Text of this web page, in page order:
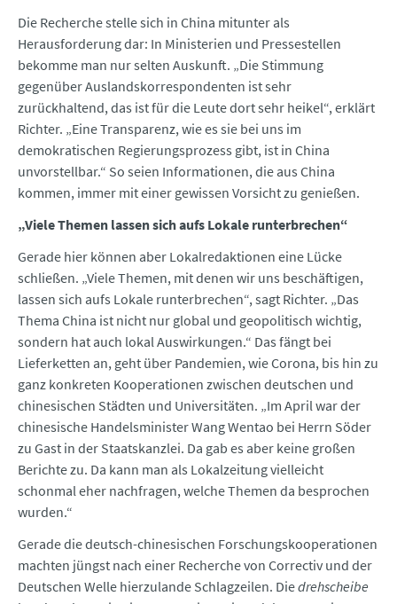
Die Recherche stelle sich in China mitunter als
Herausforderung dar: In Ministerien und Pressestellen
bekomme man nur selten Auskunft. „Die Stimmung
gegenüber Auslandskorrespondenten ist sehr
zurückhaltend, das ist für die Leute dort sehr heikel“, erklärt
Richter. „Eine Transparenz, wie es sie bei uns im
demokratischen Regierungsprozess gibt, ist in China
unvorstellbar.“ So seien Informationen, die aus China
kommen, immer mit einer gewissen Vorsicht zu genießen.
„Viele Themen lassen sich aufs Lokale runterbrechen“
Gerade hier können aber Lokalredaktionen eine Lücke
schließen. „Viele Themen, mit denen wir uns beschäftigen,
lassen sich aufs Lokale runterbrechen“, sagt Richter. „Das
Thema China ist nicht nur global und geopolitisch wichtig,
sondern hat auch lokal Auswirkungen.“ Das fängt bei
Lieferketten an, geht über Pandemien, wie Corona, bis hin zu
ganz konkreten Kooperationen zwischen deutschen und
chinesischen Städten und Universitäten. „Im April war der
chinesische Handelsminister Wang Wentao bei Herrn Söder
zu Gast in der Staatskanzlei. Da gab es aber keine großen
Berichte zu. Da kann man als Lokalzeitung vielleicht
schonmal eher nachfragen, welche Themen da besprochen
wurden.“
Gerade die deutsch-chinesischen Forschungskooperationen
machten jüngst nach einer Recherche von Correctiv und der
Deutschen Welle hierzulande Schlagzeilen. Diedrehscheibe